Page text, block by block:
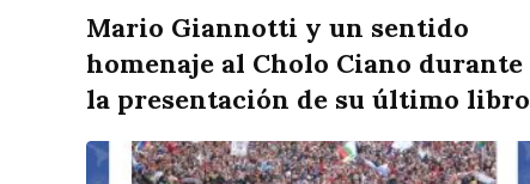
Mario Giannotti y un sentido
homenaje al Cholo Ciano durante
la presentación de su último libro